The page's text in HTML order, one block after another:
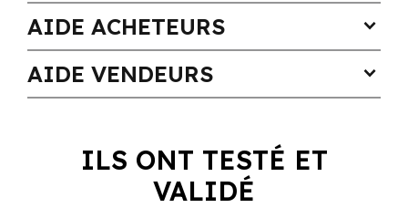
AIDE ACHETEURS expand_more
AIDE VENDEURS expand_more
ILS ONT TESTÉ ET
VALIDÉ